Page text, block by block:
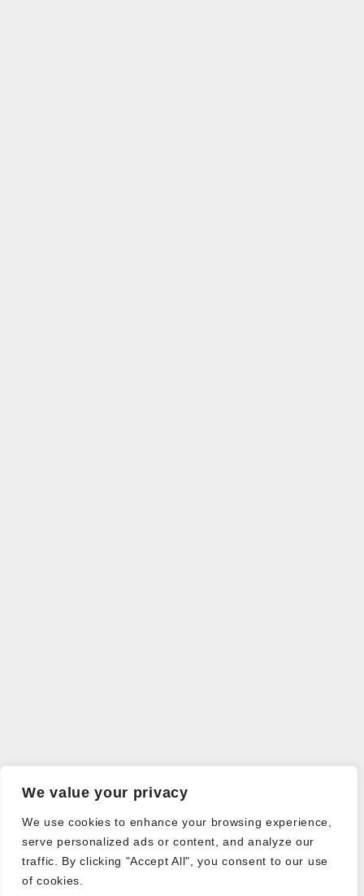
We value your privacy
We use cookies to enhance your browsing experience,
serve personalized ads or content, and analyze our
traffic. By clicking "Accept All", you consent to our use
of cookies.